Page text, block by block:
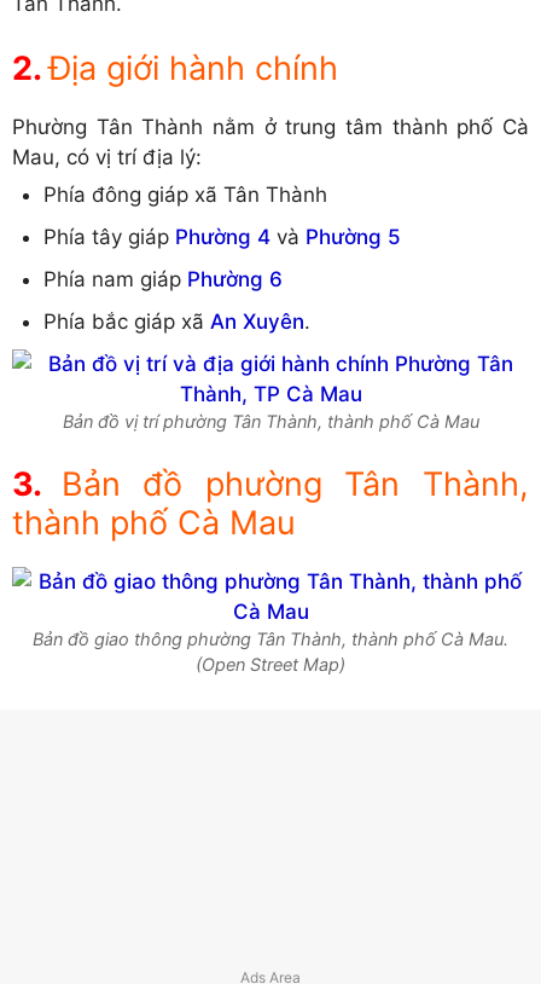
Địa giới hành chính
Phường Tân Thành nằm ở trung tâm thành phố Cà
Mau, có vị trí địa lý:
Phía đông giáp xã Tân Thành
Phía tây giáp Phường 4và Phường 5
Phía nam giáp Phường 6
Phía bắc giáp xã An Xuyên.
Bản đồ vị trí phường Tân Thành, thành phố Cà Mau
Bản đồ phường Tân Thành,
thành phố Cà Mau
Bản đồ giao thông phường Tân Thành, thành phố Cà Mau.
(Open Street Map)